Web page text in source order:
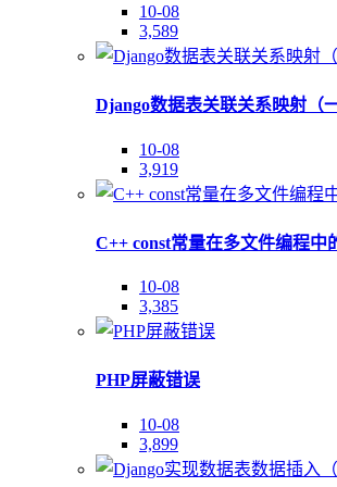
10-08
3,589
Django数据表关联关系映射（
10-08
3,919
C++ const常量在多文件编程中
10-08
3,385
PHP屏蔽错误
10-08
3,899